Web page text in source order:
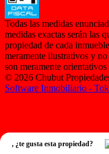
, ¿te gusta esta propiedad?
Todas las medidas
medidas exactas serán las
propiedad de cada
meramente ilustrativos y
son meramente
© 2026 Chubut
Software Inmobiliario -